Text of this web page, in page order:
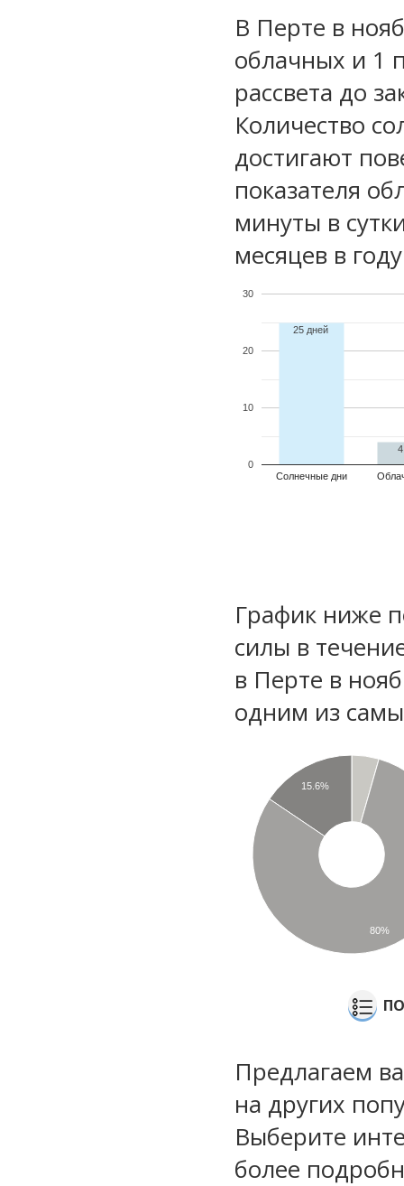
В Перте в
облачных и 1
рассвета до
Количество
достигают
показателя
минуты в
месяцев в
Солнечные дни
0
10
20
30
25 дней
График ниже
силы в
в Перте в
одним из
15.6%
80%
Предлагаем
на других
Выберите
более